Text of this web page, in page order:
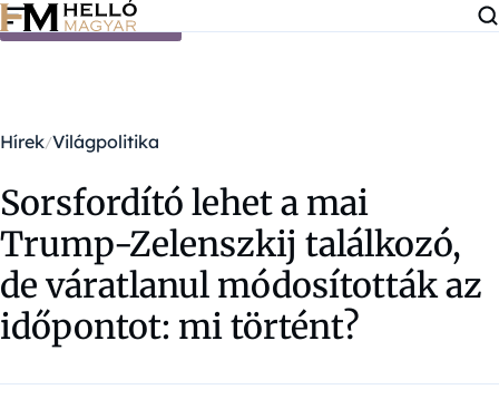
Ugrás a tartalomra
Hírek Világpolitika
Sorsfordító lehet a mai
Trump-Zelenszkij találkozó,
de váratlanul módosították az
időpontot: mi történt?